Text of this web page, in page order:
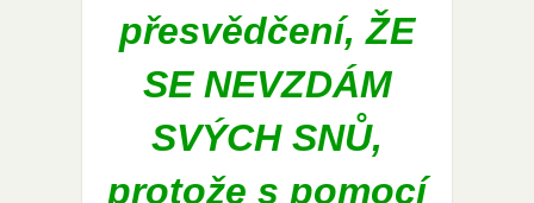
přesvědčení, ŽE
SE NEVZDÁM
SVÝCH SNŮ,
protože s pomocí